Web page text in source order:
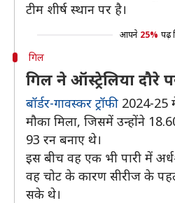
टीम शीर्ष स्थान पर है।
आपने 25% पढ़
गिल
गिल ने ऑस्ट्रेलिया दौरे
बॉर्डर-गावस्कर ट्रॉफी 2024-25
मौका मिला, जिसमें उन्होंने
93 रन बनाए थे।
इस बीच वह एक भी पारी में
वह चोट के कारण सीरीज के
सके थे।